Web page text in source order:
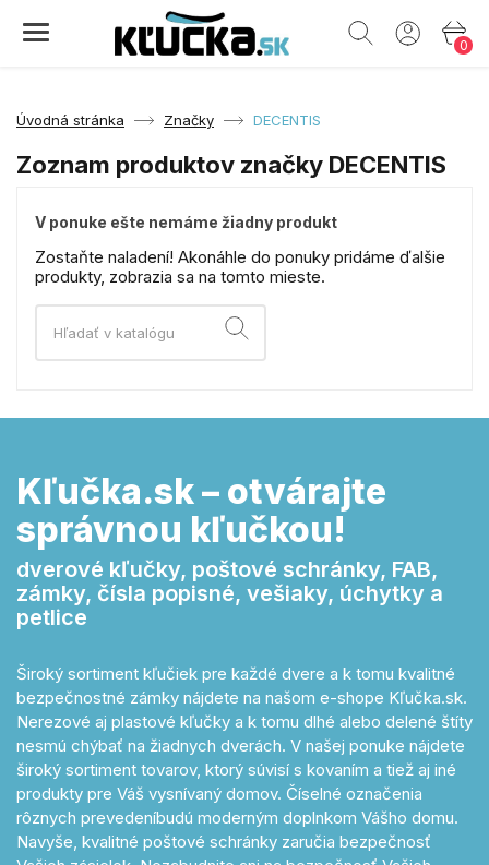
0
Úvodná stránka Značky DECENTIS
Zoznam produktov značky DECENTIS
V ponuke ešte nemáme žiadny produkt
Zostaňte naladení! Akonáhle do ponuky pridáme ďalšie
produkty, zobrazia sa na tomto mieste.
Kľučka.sk – otvárajte
správnou kľučkou!
dverové kľučky, poštové schránky, FAB,
zámky, čísla popisné, vešiaky, úchytky a
petlice
Široký sortiment kľučiek pre každé dvere a k tomu kvalitné
bezpečnostné zámky nájdete na našom e-shope Kľučka.sk.
Nerezové aj plastové kľučky a k tomu dlhé alebo delené štíty
nesmú chýbať na žiadnych dverách. V našej ponuke nájdete
široký sortiment tovarov, ktorý súvisí s kovaním a tiež aj iné
produkty pre Váš vysnívaný domov. Číselné označenia
rôznych prevedeníbudú moderným doplnkom Vášho domu.
Navyše, kvalitné poštové schránky zaručia bezpečnosť